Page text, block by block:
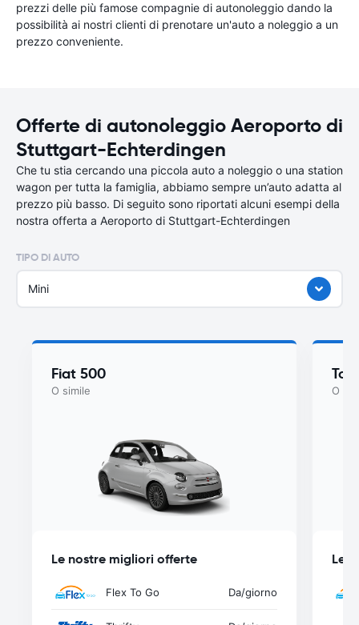
prezzi delle più famose compagnie di autonoleggio dando la
possibilità ai nostri clienti di prenotare un'auto a noleggio a un
prezzo conveniente.
Offerte di autonoleggio Aeroporto di
Stuttgart-Echterdingen
Che tu stia cercando una piccola auto a noleggio o una station
wagon per tutta la famiglia, abbiamo sempre un’auto adatta al
prezzo più basso. Di seguito sono riportati alcuni esempi della
nostra offerta a Aeroporto di Stuttgart-Echterdingen
TIPO DI AUTO
Mini
Fiat 500
O simile
Le nostre migliori offerte
Flex To Go Da/giorno
O
Le